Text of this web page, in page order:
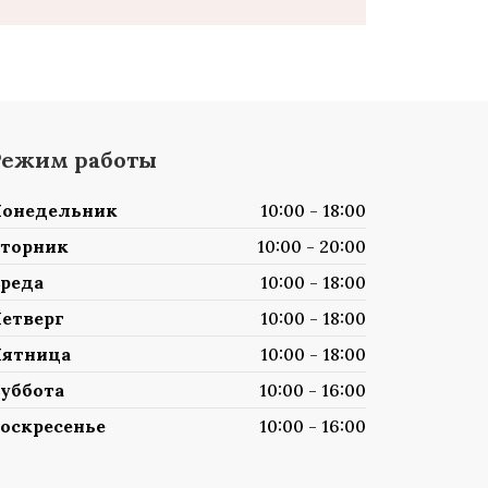
работы
10:00 - 18:00
10:00 - 20:00
10:00 - 18:00
10:00 - 18:00
10:00 - 18:00
10:00 - 16:00
10:00 - 16:00